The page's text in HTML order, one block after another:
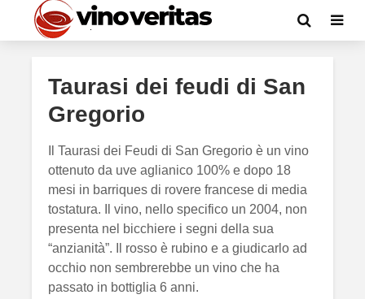
Taurasi dei feudi di San
Gregorio
Il Taurasi dei Feudi di San Gregorio è un vino
ottenuto da uve aglianico 100% e dopo 18
mesi in barriques di rovere francese di media
tostatura. Il vino, nello specifico un 2004, non
presenta nel bicchiere i segni della sua
“anzianità”. Il rosso è rubino e a giudicarlo ad
occhio non sembrerebbe un vino che ha
passato in bottiglia 6 anni.